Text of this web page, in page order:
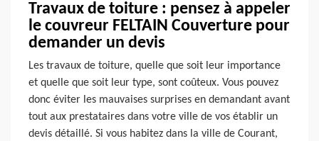
Travaux de toiture : pensez à appeler
le couvreur FELTAIN Couverture pour
demander un devis
Les travaux de toiture, quelle que soit leur importance
et quelle que soit leur type, sont coûteux. Vous pouvez
donc éviter les mauvaises surprises en demandant avant
tout aux prestataires dans votre ville de vos établir un
devis détaillé. Si vous habitez dans la ville de Courant,